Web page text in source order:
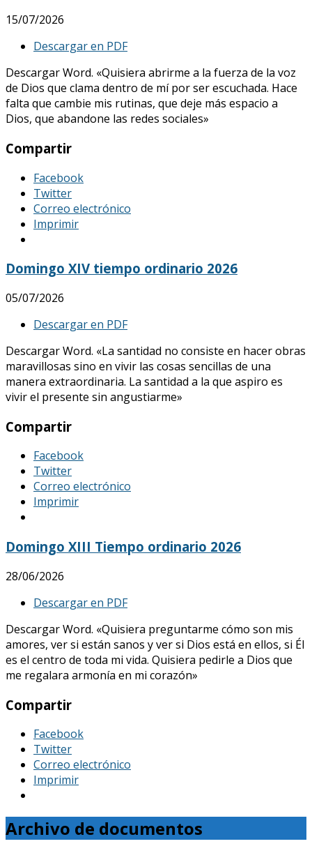
15/07/2026
Descargar en PDF
Descargar Word. «Quisiera abrirme a la fuerza de la voz
de Dios que clama dentro de mí por ser escuchada. Hace
falta que cambie mis rutinas, que deje más espacio a
Dios, que abandone las redes sociales»
Compartir
Facebook
Twitter
Correo electrónico
Imprimir
Domingo XIV tiempo ordinario 2026
05/07/2026
Descargar en PDF
Descargar Word. «La santidad no consiste en hacer obras
maravillosas sino en vivir las cosas sencillas de una
manera extraordinaria. La santidad a la que aspiro es
vivir el presente sin angustiarme»
Compartir
Facebook
Twitter
Correo electrónico
Imprimir
Domingo XIII Tiempo ordinario 2026
28/06/2026
Descargar en PDF
Descargar Word. «Quisiera preguntarme cómo son mis
amores, ver si están sanos y ver si Dios está en ellos, si Él
es el centro de toda mi vida. Quisiera pedirle a Dios que
me regalara armonía en mi corazón»
Compartir
Facebook
Twitter
Correo electrónico
Imprimir
Archivo de documentos